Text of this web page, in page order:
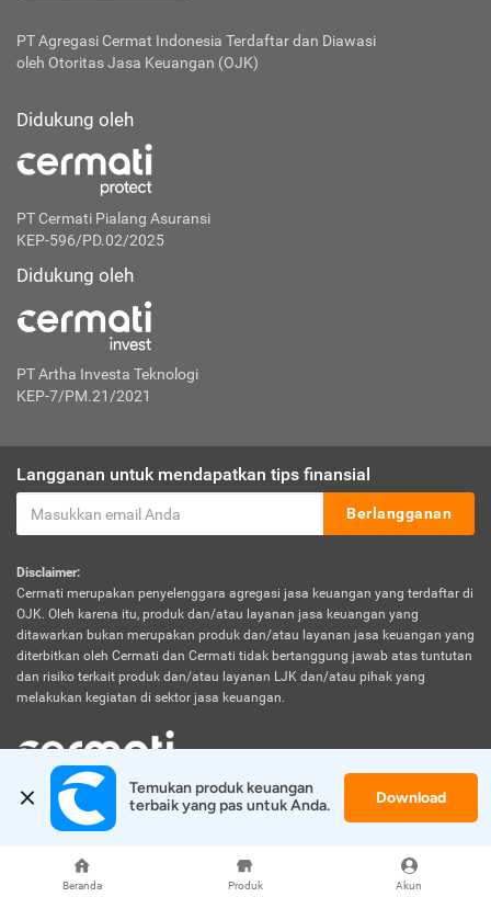
Beranda Produk Akun
PT Agregasi Cermat Indonesia Terdaftar dan Diawasi
oleh Otoritas Jasa Keuangan (OJK)
Didukung oleh
PT Cermati Pialang Asuransi
KEP-596/PD.02/2025
Didukung oleh
PT Artha Investa Teknologi
KEP-7/PM.21/2021
Langganan untuk mendapatkan tips finansial
Berlangganan
Disclaimer:
Cermati merupakan penyelenggara agregasi jasa keuangan yang terdaftar di
OJK. Oleh karena itu, produk dan/atau layanan jasa keuangan yang
ditawarkan bukan merupakan produk dan/atau layanan jasa keuangan yang
diterbitkan oleh Cermati dan Cermati tidak bertanggung jawab atas tuntutan
dan risiko terkait produk dan/atau layanan LJK dan/atau pihak yang
melakukan kegiatan di sektor jasa keuangan.
© 2026 Cermati. All Rights Reserved.
Temukan produk keuangan
terbaik yang pas untuk Anda.
Download